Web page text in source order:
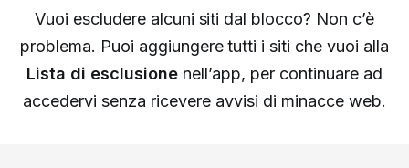
Vuoi escludere alcuni siti dal blocco? Non c’è
problema. Puoi aggiungere tutti i siti che vuoi alla
Lista di esclusione nell’app, per continuare ad
accedervi senza ricevere avvisi di minacce web.